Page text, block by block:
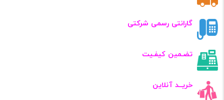
گارانتی رسمی شرکتی
تضـمین کیفـیت
خریــد آنلاین